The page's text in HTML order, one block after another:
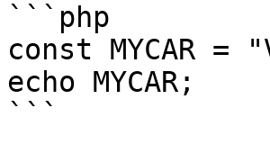
```php
const MYCAR =
echo MYCAR;
```